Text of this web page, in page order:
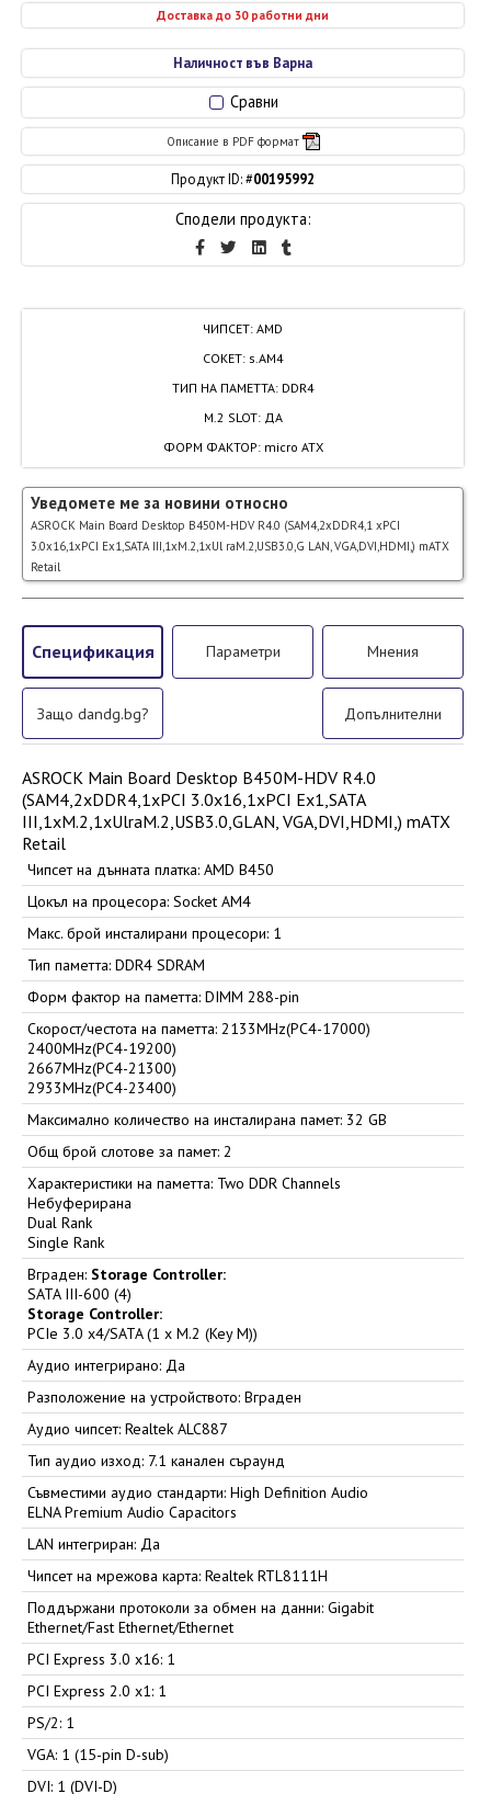
ЧИПСЕТ:AMD
СОКЕТ: s.AM4
ТИП НА ПАМЕТТА: DDR4
M.2 SLOT: ДА
ФОРМ ФАКТОР: micro ATX
Сравни
Описание в PDF формат
Продукт ID: #00195992
Сподели продукта:
Доставка до 30 работни дни
Наличност във Варна
Уведомете ме за новини относно
ASROCK Main Board Desktop B450M-HDV R4.0 (SAM4,2xDDR4,1 xPCI
3.0x16,1xPCI Ex1,SATA III,1xM.2,1xUl raM.2,USB3.0,G LAN, VGA,DVI,HDMI,) mATX
Retail
Спецификация Параметри Мнения
Защо dandg.bg? Допълнителни
ASROCK Main Board Desktop B450M-HDV R4.0
(SAM4,2xDDR4,1xPCI 3.0x16,1xPCI Ex1,SATA
III,1xM.2,1xUlraM.2,USB3.0,GLAN, VGA,DVI,HDMI,) mATX
Retail
Чипсет на дънната платка: AMD B450
Цокъл на процесора: Socket AM4
Макс. брой инсталирани процесори: 1
Тип паметта: DDR4 SDRAM
Форм фактор на паметта: DIMM 288-pin
Скорост/честота на паметта: 2133MHz(PC4-17000)
2400MHz(PC4-19200)
2667MHz(PC4-21300)
2933MHz(PC4-23400)
Максимално количество на инсталирана памет: 32 GB
Общ брой слотове за памет: 2
Характеристики на паметта: Two DDR Channels
Небуферирана
Dual Rank
Single Rank
Вграден: Storage Controller:
SATA III-600 (4)
Storage Controller:
PCIe 3.0 x4/SATA (1 x M.2 (Key M))
Аудио интегрирано: Да
Разположение на устройството: Вграден
Аудио чипсет: Realtek ALC887
Тип аудио изход: 7.1 канален съраунд
Съвместими аудио стандарти: High Definition Audio
ELNA Premium Audio Capacitors
LAN интегриран: Да
Чипсет на мрежова карта: Realtek RTL8111H
Поддържани протоколи за обмен на данни: Gigabit
Ethernet/Fast Ethernet/Ethernet
PCI Express 3.0 x16: 1
PCI Express 2.0 x1: 1
PS/2: 1
VGA: 1 (15-pin D-sub)
DVI: 1 (DVI-D)